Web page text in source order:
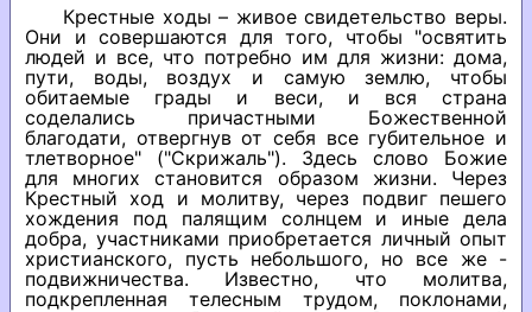
Крестные ходы – живое свидетельство веры.
Они и совершаются для того, чтобы "освятить
людей и все, что потребно им для жизни: дома,
пути, воды, воздух и самую землю, чтобы
обитаемые грады и веси, и вся страна
соделались причастными Божественной
благодати, отвергнув от себя все губительное и
тлетворное" ("Скрижаль"). Здесь слово Божие
для многих становится образом жизни. Через
Крестный ход и молитву, через подвиг пешего
хождения под палящим солнцем и иные дела
добра, участниками приобретается личный опыт
христианского, пусть небольшого, но все же -
подвижничества. Известно, что молитва,
подкрепленная телесным трудом, поклонами,